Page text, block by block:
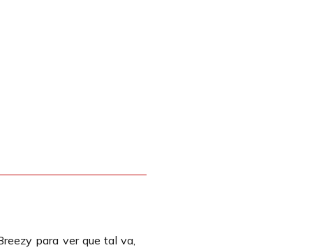
para ver que tal va,